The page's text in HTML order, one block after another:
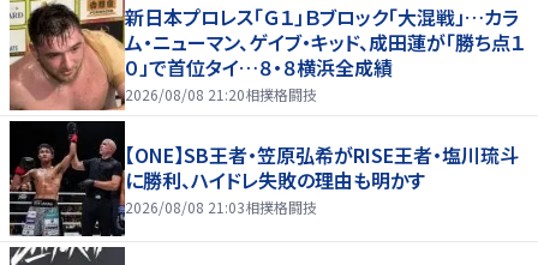
新日本プロレス「Ｇ１」Ｂブロック「大混戦」…カラ
ム・ニューマン、ゲイブ・キッド、成田蓮が「勝ち点１
０」で首位タイ…８・８横浜全成績
2026/08/08 21:20相撲格闘技
【ONE】SB王者・笠原弘希がRISE王者・塩川琉斗
に勝利、ハイドレ失敗の理由も明かす
2026/08/08 21:03相撲格闘技